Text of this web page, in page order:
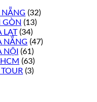
NẴNG (32)
GÒN (13)
LẠT(34)
NẴNG (47)
NỘI (61)
(63)
(3)